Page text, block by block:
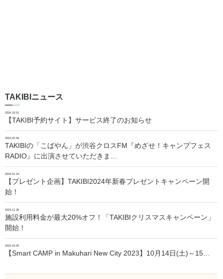
TAKIBIニュース
2024.10.01
【TAKIBI予約サイト】サービス終了のお知らせ
2024.02.06
TAKIBIの「こばやん」が渋谷クロスFM『めざせ！キャンプフェス
RADIO』に出演させていただきま…
2024.01.24
【プレゼント企画】TAKIBI2024年新春プレゼントキャンペーン開
始！
2023.11.30
施設利用料金が最大20%オフ！「TAKIBIクリスマスキャンペーン」
開始！
2023.10.05
【Smart CAMP in Makuhari New City 2023】10月14日(土)～15…